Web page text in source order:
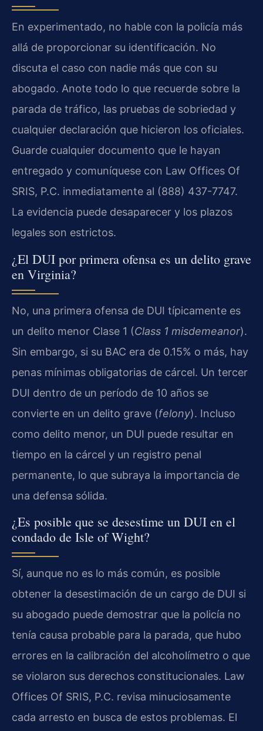
En experimentado, no hable con la policía más
allá de proporcionar su identificación. No
discuta el caso con nadie más que con su
abogado. Anote todo lo que recuerde sobre la
parada de tráfico, las pruebas de sobriedad y
cualquier declaración que hicieron los oficiales.
Guarde cualquier documento que le hayan
entregado y comuníquese con Law Offices Of
SRIS, P.C. inmediatamente al (888) 437-7747.
La evidencia puede desaparecer y los plazos
legales son estrictos.
¿El DUI por primera ofensa es un delito grave
en Virginia?
No, una primera ofensa de DUI típicamente es
un delito menor Clase 1 (Class 1 misdemeanor).
Sin embargo, si su BAC era de 0.15% o más, hay
penas mínimas obligatorias de cárcel. Un tercer
DUI dentro de un período de 10 años se
convierte en un delito grave (felony). Incluso
como delito menor, un DUI puede resultar en
tiempo en la cárcel y un registro penal
permanente, lo que subraya la importancia de
una defensa sólida.
¿Es posible que se desestime un DUI en el
condado de Isle of Wight?
Sí, aunque no es lo más común, es posible
obtener la desestimación de un cargo de DUI si
su abogado puede demostrar que la policía no
tenía causa probable para la parada, que hubo
errores en la calibración del alcoholímetro o que
se violaron sus derechos constitucionales. Law
Offices Of SRIS, P.C. revisa minuciosamente
cada arresto en busca de estos problemas. El